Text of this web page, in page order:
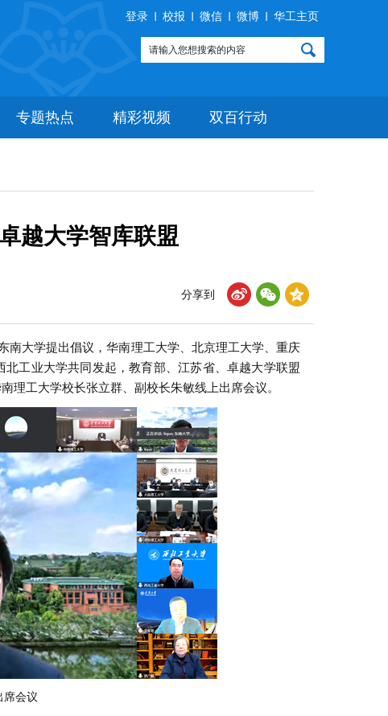
登录 校报 微信 微博 华工主页
专题热点 精彩视频 双百行动
越大学智库联盟
分享到
大学提出倡议，华南理工大学、北京理工大学、重庆
工业大学共同发起，教育部、江苏省、卓越大学联盟
理工大学校长张立群、副校长朱敏线上出席会议。
席会议